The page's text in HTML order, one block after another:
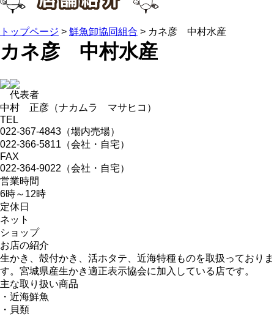
トップページ > 鮮魚卸協同組合 > カネ彦 中村水産
カネ彦 中村水産
代表者
中村 正彦（ナカムラ マサヒコ）
TEL
022-367-4843（場内売場）
022-366-5811（会社・自宅）
FAX
022-364-9022（会社・自宅）
営業時間
6時～12時
定休日
ネット
ショップ
お店の紹介
生かき、殻付かき、活ホタテ、近海特種ものを取扱っておりま
す。宮城県産生かき適正表示協会に加入している店です。
主な取り扱い商品
・近海鮮魚
・貝類